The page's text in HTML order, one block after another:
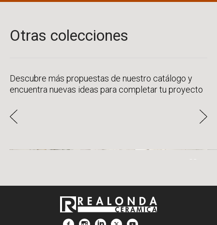
Otras colecciones
Descubre más propuestas de nuestro catálogo y
encuentra nuevas ideas para completar tu proyecto